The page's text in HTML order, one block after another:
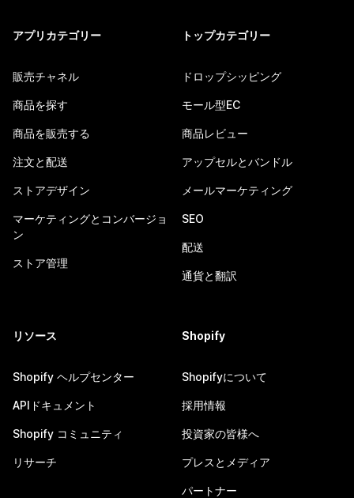
アプリカテゴリー
販売チャネル
商品を探す
商品を販売する
注文と配送
ストアデザイン
マーケティングとコンバージョ
ン
ストア管理
トップカテゴリー
ドロップシッピング
モール型EC
商品レビュー
アップセルとバンドル
メールマーケティング
SEO
配送
通貨と翻訳
リソース
Shopify ヘルプセンター
APIドキュメント
Shopify コミュニティ
リサーチ
Shopify
Shopifyについて
採用情報
投資家の皆様へ
プレスとメディア
パートナー